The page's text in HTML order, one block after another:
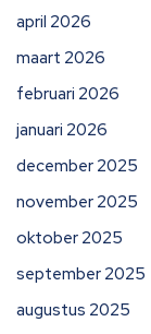
april 2026
maart 2026
februari 2026
januari 2026
december 2025
november 2025
oktober 2025
september 2025
augustus 2025